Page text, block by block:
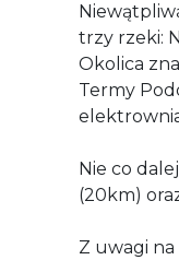
trzy rzeki:
Okolica
Termy
Nie co
(20km)
Z uwagi